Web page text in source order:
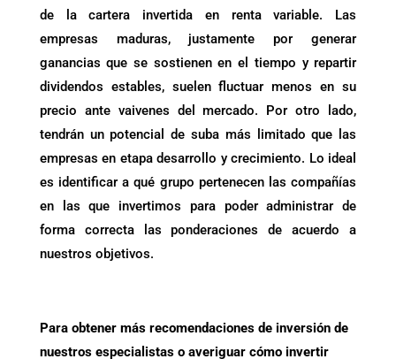
de la cartera invertida en renta variable. Las
empresas maduras, justamente por generar
ganancias que se sostienen en el tiempo y repartir
dividendos estables, suelen fluctuar menos en su
precio ante vaivenes del mercado. Por otro lado,
tendrán un potencial de suba más limitado que las
empresas en etapa desarrollo y crecimiento. Lo ideal
es identificar a qué grupo pertenecen las compañías
en las que invertimos para poder administrar de
forma correcta las ponderaciones de acuerdo a
nuestros objetivos.
Para obtener más recomendaciones de inversión de
nuestros especialistas o averiguar cómo invertir